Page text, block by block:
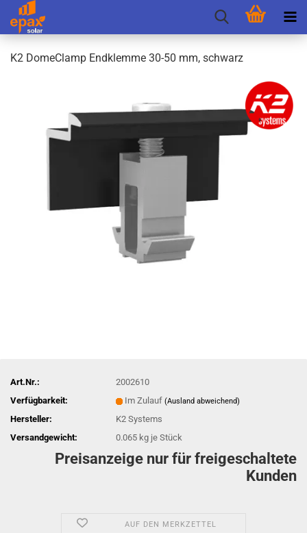
K2 Do­me­Clamp End­klem­me 30-50 mm, schwarz
Art.Nr.:
2002610
Verfügbarkeit:
Im Zulauf (Ausland abweichend)
Hersteller:
K2 Systems
Versandgewicht:
0.065 kg je Stück
Preisanzeige nur für freigeschaltete
Kunden
AUF DEN MERKZETTEL